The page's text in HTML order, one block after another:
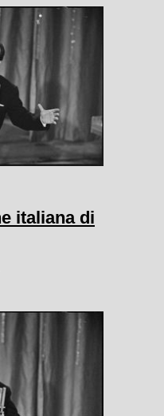
italiana di